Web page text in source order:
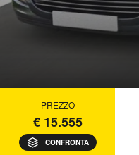
PREZZO
€ 15.555
CONFRONTA